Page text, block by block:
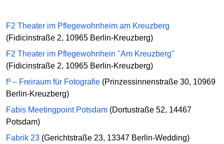
F2 Theater im Pflegewohnheim am Kreuzberg
(Fidicinstraße 2, 10965 Berlin-Kreuzberg)
F2 Theater im Pflegewohnhein "Am Kreuzberg"
(Fidicinstraße 2, 10965 Berlin-Kreuzberg)
f³ – Freiraum für Fotografie (Prinzessinnenstraße 30, 10969
Berlin-Kreuzberg)
Fabis Meetingpoint Potsdam (Dortustraße 52, 14467
Potsdam)
Fabrik 23 (Gerichtstraße 23, 13347 Berlin-Wedding)